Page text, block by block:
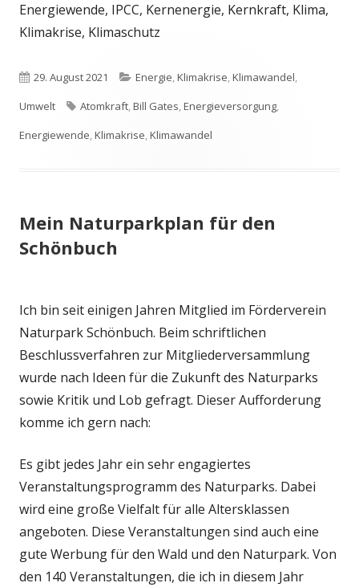
Energiewende, IPCC, Kernenergie, Kernkraft, Klima,
Klimakrise, Klimaschutz
Veröffentlicht
am
29. August 2021 Kategorien
Energie,Klimakrise,Klimawandel,
Umwelt
Schlagwörter
Atomkraft,Bill Gates,Energieversorgung,
Energiewende,Klimakrise,Klimawandel
Mein Naturparkplan für den
Schönbuch
Ich bin seit einigen Jahren Mitglied im Förderverein
Naturpark Schönbuch. Beim schriftlichen
Beschlussverfahren zur Mitgliederversammlung
wurde nach Ideen für die Zukunft des Naturparks
sowie Kritik und Lob gefragt. Dieser Aufforderung
komme ich gern nach:
Es gibt jedes Jahr ein sehr engagiertes
Veranstaltungsprogramm des Naturparks. Dabei
wird eine große Vielfalt für alle Altersklassen
angeboten. Diese Veranstaltungen sind auch eine
gute Werbung für den Wald und den Naturpark. Von
den 140 Veranstaltungen, die ich in diesem Jahr